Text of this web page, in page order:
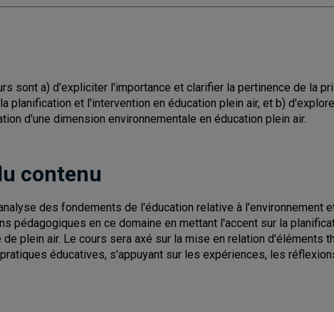
sont a) d'expliciter l'importance et clarifier la pertinence de la
planification et l'intervention en éducation plein air, et b)
d'une dimension environnementale en éducation plein air.
contenu
des fondements de l'éducation relative à l'environnement
pédagogiques en ce domaine en mettant l'accent sur la
plein air. Le cours sera axé sur la mise en relation d'éléments
éducatives, s'appuyant sur les expériences, les